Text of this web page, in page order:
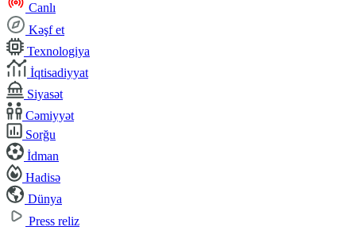
Canlı
Kəşf et
Texnologiya
İqtisadiyyat
Siyasət
Cəmiyyət
Sorğu
İdman
Hadisə
Dünya
Press reliz